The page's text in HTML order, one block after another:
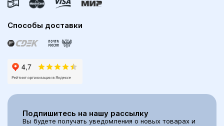
Способы доставки
Подпишитесь на нашу рассылку
Вы будете получать уведомления о новых товарах и